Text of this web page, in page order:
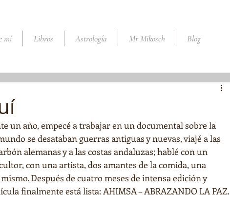
mí Libros Astrología Mr Mikosch Blog
un año, empecé a trabajar en un documental sobre la
se desataban guerras antiguas y nuevas, viajé a las
alemanas y a las costas andaluzas; hablé con un
con una artista, dos amantes de la comida, una
Después de cuatro meses de intensa edición y
finalmente está lista: AHIMSA – ABRAZANDO LA PAZ.